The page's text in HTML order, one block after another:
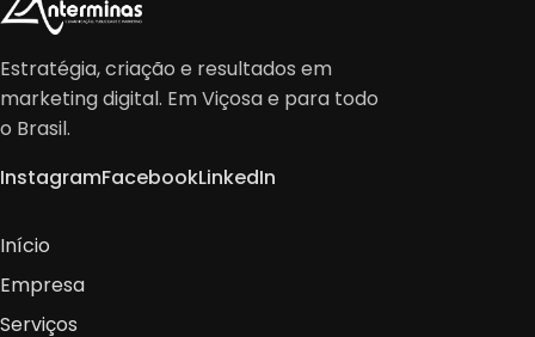
Estratégia, criação e resultados em
marketing digital. Em Viçosa e para todo
o Brasil.
InstagramFacebookLinkedIn
Início
Empresa
Serviços